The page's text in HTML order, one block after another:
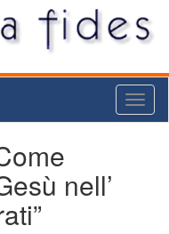
nell’